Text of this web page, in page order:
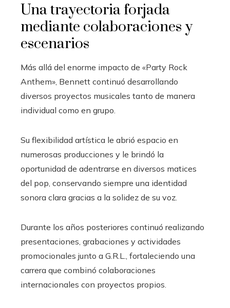
Una trayectoria forjada
mediante colaboraciones y
escenarios
Más allá del enorme impacto de «Party Rock
Anthem», Bennett continuó desarrollando
diversos proyectos musicales tanto de manera
individual como en grupo.
Su flexibilidad artística le abrió espacio en
numerosas producciones y le brindó la
oportunidad de adentrarse en diversos matices
del pop, conservando siempre una identidad
sonora clara gracias a la solidez de su voz.
Durante los años posteriores continuó realizando
presentaciones, grabaciones y actividades
promocionales junto a G.R.L., fortaleciendo una
carrera que combinó colaboraciones
internacionales con proyectos propios.